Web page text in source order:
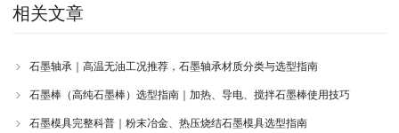
相关文章
石墨轴承｜高温无油工况推荐，石墨轴承材质分类与选型指南
石墨棒（高纯石墨棒）选型指南｜加热、导电、搅拌石墨棒使用技巧
石墨模具完整科普｜粉末冶金、热压烧结石墨模具选型指南